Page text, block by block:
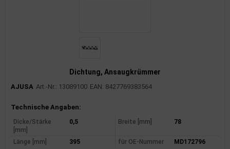
Dichtung, Ansaugkrümmer
AJUSA Art.-Nr.: 13089100 EAN: 8427769383564
Produktinformationen
Technische Angaben:
Dicke/Stärke
[mm]
0,5 Breite [mm] 78
Länge [mm] 395 für OE-Nummer MD172796